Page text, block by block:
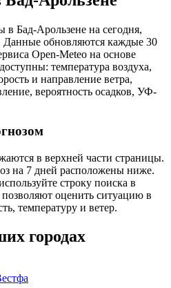
Бад-Арользене на сегодня,
Данные обновляются каждые 30
Open-Meteo на основе
температура воздуха,
и направление ветра,
вероятность осадков, УФ-
в верхней части страницы.
на 7 дней расположены ниже.
строку поиска в
оценить ситуацию в
температуру и ветер.
городах